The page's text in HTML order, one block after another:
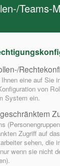
Teams-
eine auf Sie
von
System ein.
Zugriff auf
sehen, die
wenn sie nicht